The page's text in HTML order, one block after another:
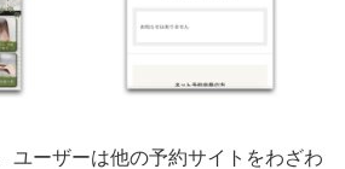
ユーザーは他の予約サイトをわざわ